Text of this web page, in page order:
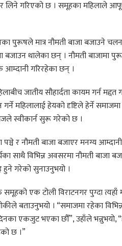
गरिएको छ । समूहका महिलाले
मात्र नौमती बाजा बजाउने चलन
थालेका छन् । नौमती बाजामा
गरिरहेका छन् ।
जातीय सौहार्दता कायम गर्न
गर्ने महिलालाई हेयको दृष्टिले हेर्ने
स्वीकार्न सुरू गरेको छ ।
पञ्चे र नौमती बाजा बजाएर मनग्य
साथै विभिन्न अवसरमा नौमती बाजा
हुने गरेको सुनाउनुभयो ।
समूहको एक टोली विराटनगर पुग्दा
बताउनुभयो । “समाजमा रहेका
एकजुट भएका छौँ”, उहाँले भन्नुभयो,
छ ।”